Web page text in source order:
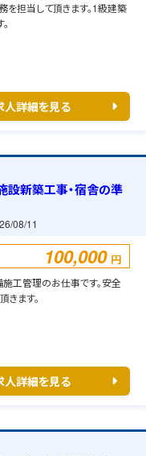
担当して頂きます。1級建築
人詳細を見る
設新築工事・宿舎の準
08/11
100,000 円
工管理のお仕事です。安全
ます。
人詳細を見る